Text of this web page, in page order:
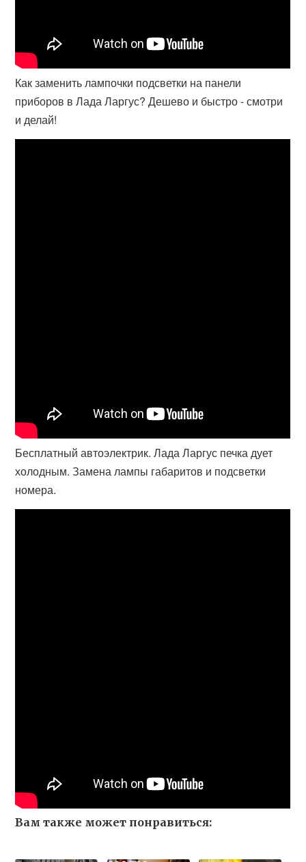
Как заменить лампочки подсветки на панели
приборов в Лада Ларгус? Дешево и быстро - смотри
и делай!
Бесплатный автоэлектрик. Лада Ларгус печка дует
холодным. Замена лампы габаритов и подсветки
номера.
Вам также может понравиться: